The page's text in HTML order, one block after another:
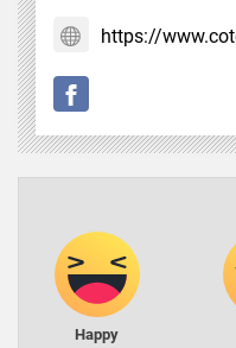
https://
Happy